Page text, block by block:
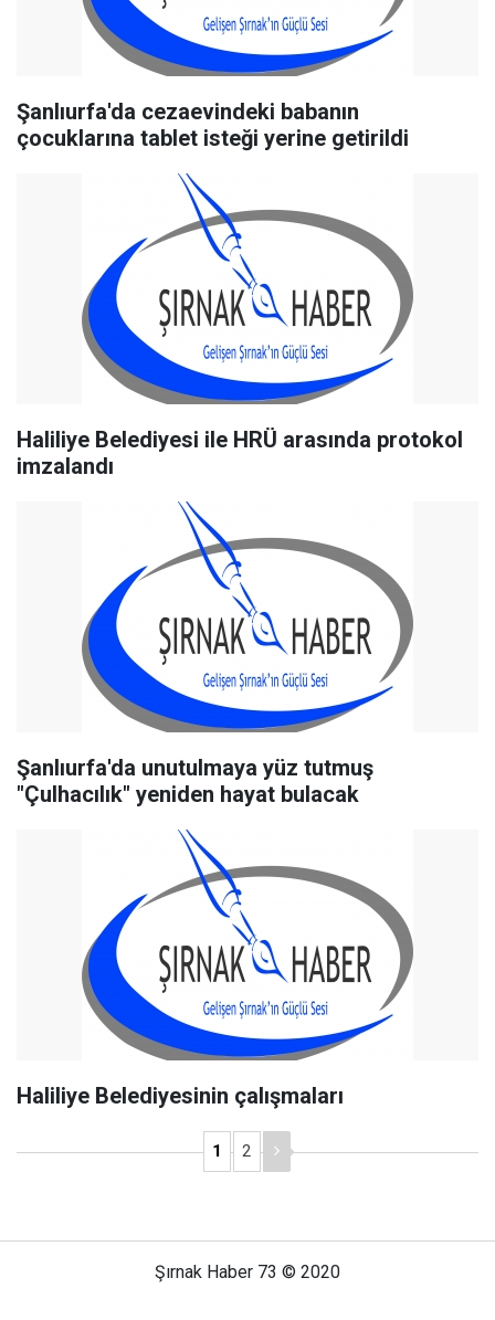
Şanlıurfa'da cezaevindeki babanın
çocuklarına tablet isteği yerine getirildi
Haliliye Belediyesi ile HRÜ arasında protokol
imzalandı
Şanlıurfa'da unutulmaya yüz tutmuş
"Çulhacılık" yeniden hayat bulacak
Haliliye Belediyesinin çalışmaları
1 2
Şırnak Haber 73 © 2020